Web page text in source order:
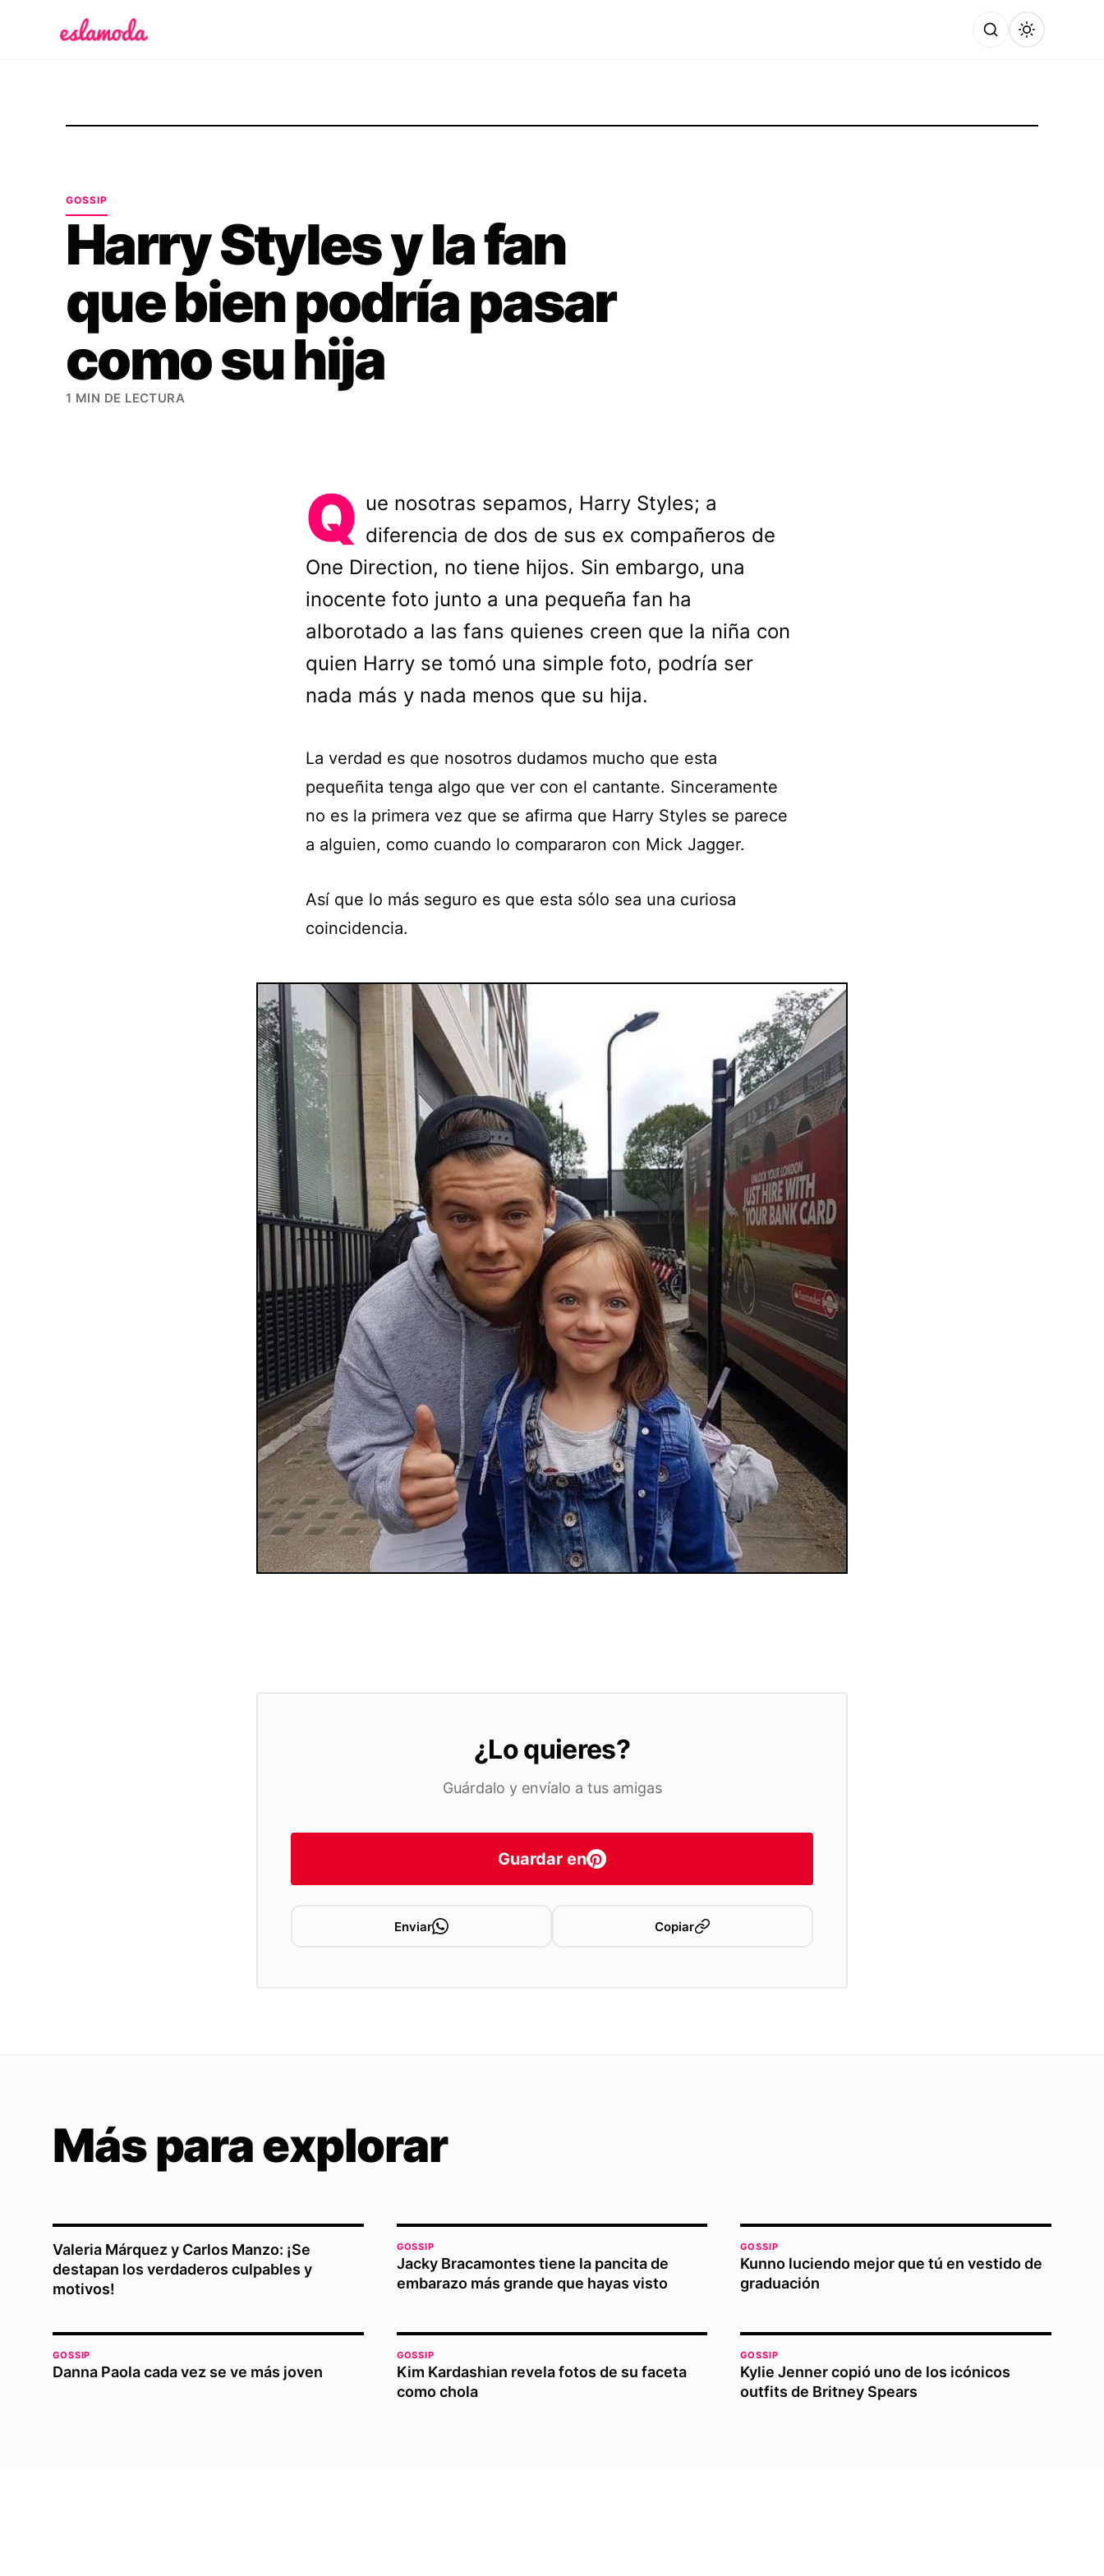
GOSSIP
Harry Styles y la fan
que bien podría pasar
como su hija
1 MIN DE LECTURA
Q ue nosotras sepamos, Harry Styles; a
diferencia de dos de sus ex compañeros de
One Direction, no tiene hijos. Sin embargo, una
inocente foto junto a una pequeña fan ha
alborotado a las fans quienes creen que la niña con
quien Harry se tomó una simple foto, podría ser
nada más y nada menos que su hija.
La verdad es que nosotros dudamos mucho que esta
pequeñita tenga algo que ver con el cantante. Sinceramente
no es la primera vez que se afirma que Harry Styles se parece
a alguien, como cuando lo compararon con Mick Jagger.
Así que lo más seguro es que esta sólo sea una curiosa
coincidencia.
¿Lo quieres?
Guárdalo y envíalo a tus amigas
Guardar en
Enviar Copiar
Más para explorar
Valeria Márquez y Carlos Manzo: ¡Se
destapan los verdaderos culpables y
motivos!
GOSSIP
Jacky Bracamontes tiene la pancita de
embarazo más grande que hayas visto
GOSSIP
Kunno luciendo mejor que tú en vestido de
graduación
GOSSIP
Danna Paola cada vez se ve más joven
GOSSIP
Kim Kardashian revela fotos de su faceta
como chola
GOSSIP
Kylie Jenner copió uno de los icónicos
outfits de Britney Spears